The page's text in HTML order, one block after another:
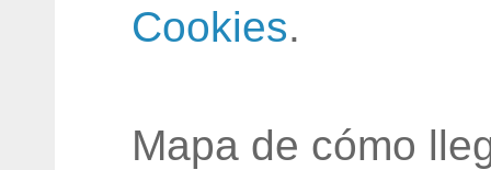
Cookies.
Mapa de cómo